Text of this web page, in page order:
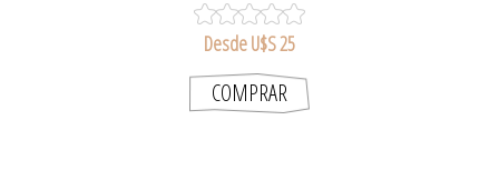
Desde U$S 25